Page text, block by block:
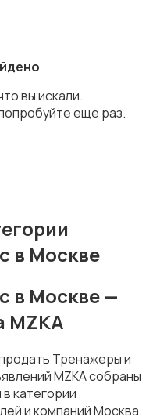
вы искали.
еще раз.
в Москве
в Москве —
MZKA
Тренажеры и
MZKA собраны
категории
и компаний Москва.